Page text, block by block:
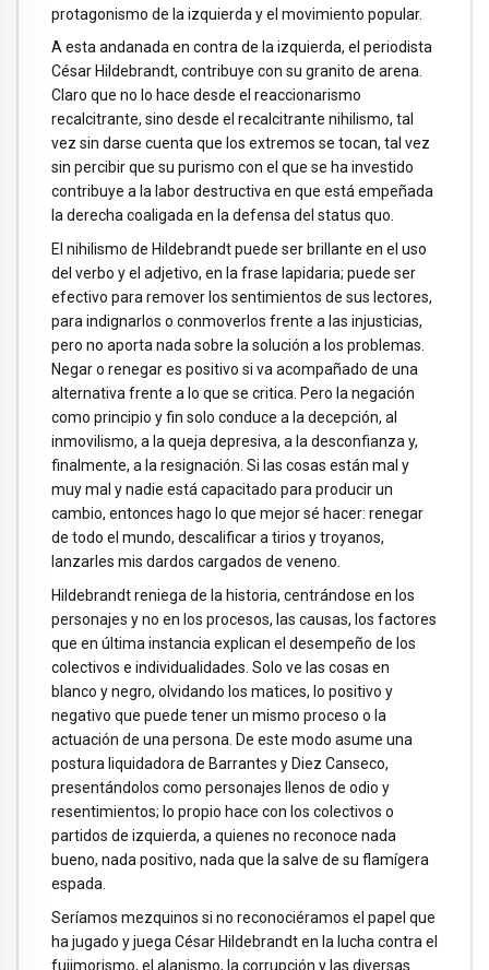
protagonismo de la izquierda y el movimiento popular.
A esta andanada en contra de la izquierda, el periodista
César Hildebrandt, contribuye con su granito de arena.
Claro que no lo hace desde el reaccionarismo
recalcitrante, sino desde el recalcitrante nihilismo, tal
vez sin darse cuenta que los extremos se tocan, tal vez
sin percibir que su purismo con el que se ha investido
contribuye a la labor destructiva en que está empeñada
la derecha coaligada en la defensa del status quo.
El nihilismo de Hildebrandt puede ser brillante en el uso
del verbo y el adjetivo, en la frase lapidaria; puede ser
efectivo para remover los sentimientos de sus lectores,
para indignarlos o conmoverlos frente a las injusticias,
pero no aporta nada sobre la solución a los problemas.
Negar o renegar es positivo si va acompañado de una
alternativa frente a lo que se critica. Pero la negación
como principio y fin solo conduce a la decepción, al
inmovilismo, a la queja depresiva, a la desconfianza y,
finalmente, a la resignación. Si las cosas están mal y
muy mal y nadie está capacitado para producir un
cambio, entonces hago lo que mejor sé hacer: renegar
de todo el mundo, descalificar a tirios y troyanos,
lanzarles mis dardos cargados de veneno.
Hildebrandt reniega de la historia, centrándose en los
personajes y no en los procesos, las causas, los factores
que en última instancia explican el desempeño de los
colectivos e individualidades. Solo ve las cosas en
blanco y negro, olvidando los matices, lo positivo y
negativo que puede tener un mismo proceso o la
actuación de una persona. De este modo asume una
postura liquidadora de Barrantes y Diez Canseco,
presentándolos como personajes llenos de odio y
resentimientos; lo propio hace con los colectivos o
partidos de izquierda, a quienes no reconoce nada
bueno, nada positivo, nada que la salve de su flamígera
espada.
Seríamos mezquinos si no reconociéramos el papel que
ha jugado y juega César Hildebrandt en la lucha contra el
fujimorismo, el alanismo, la corrupción y las diversas